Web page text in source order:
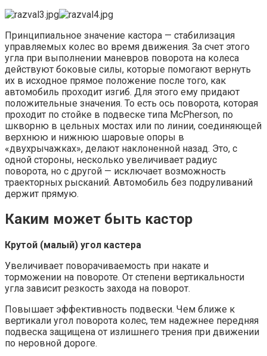
Принципиальное значение кастора — стабилизация
управляемых колес во время движения. За счет этого
угла при выполнении маневров поворота на колеса
действуют боковые силы, которые помогают вернуть
их в исходное прямое положение после того, как
автомобиль проходит изгиб. Для этого ему придают
положительные значения. То есть ось поворота, которая
проходит по стойке в подвеске типа McPherson, по
шкворню в цельных мостах или по линии, соединяющей
верхнюю и нижнюю шаровые опоры в
«двухрычажках», делают наклоненной назад. Это, с
одной стороны, несколько увеличивает радиус
поворота, но с другой — исключает возможность
траекторных рысканий. Автомобиль без подруливаний
держит прямую.
Каким может быть кастор
Крутой (малый) угол кастера
Увеличивает поворачиваемость при накате и
торможении на повороте. От степени вертикальности
угла зависит резкость захода на поворот.
Повышает эффективность подвески. Чем ближе к
вертикали угол поворота колес, тем надежнее передняя
подвеска защищена от излишнего трения при движении
по неровной дороге.